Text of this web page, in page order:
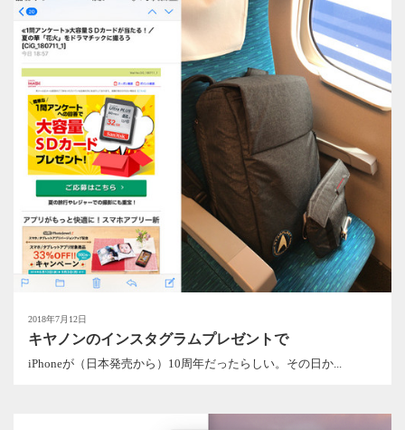
2018年7月12日
キヤノンのインスタグラムプレゼントで
iPhoneが（日本発売から）10周年だったらしい。その日か...